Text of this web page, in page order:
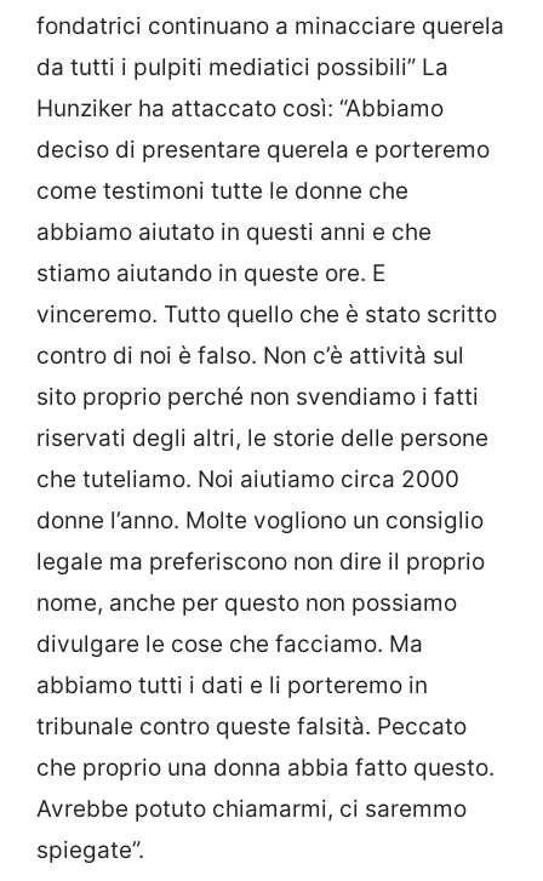
fondatrici continuano a minacciare querela
da tutti i pulpiti mediatici possibili” La
Hunziker ha attaccato così: “Abbiamo
deciso di presentare querela e porteremo
come testimoni tutte le donne che
abbiamo aiutato in questi anni e che
stiamo aiutando in queste ore. E
vinceremo. Tutto quello che è stato scritto
contro di noi è falso. Non c’è attività sul
sito proprio perché non svendiamo i fatti
riservati degli altri, le storie delle persone
che tuteliamo. Noi aiutiamo circa 2000
donne l’anno. Molte vogliono un consiglio
legale ma preferiscono non dire il proprio
nome, anche per questo non possiamo
divulgare le cose che facciamo. Ma
abbiamo tutti i dati e li porteremo in
tribunale contro queste falsità. Peccato
che proprio una donna abbia fatto questo.
Avrebbe potuto chiamarmi, ci saremmo
spiegate”.